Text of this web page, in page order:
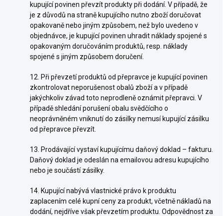
kupující povinen převzít produkty při dodání. V případě, že
je z důvodů na straně kupujícího nutno zboží doručovat
opakovaně nebo jiným způsobem, než bylo uvedeno v
objednávce, je kupující povinen uhradit náklady spojené s
opakovaným doručováním produktů, resp. náklady
spojené s jiným způsobem doručení.
12. Při převzetí produktů od přepravce je kupující povinen
zkontrolovat neporušenost obalů zboží a v případě
jakýchkoliv závad toto neprodleně oznámit přepravci. V
případě shledání porušení obalu svědčícího o
neoprávněném vniknutí do zásilky nemusí kupující zásilku
od přepravce převzít.
13. Prodávající vystaví kupujícímu daňový doklad – fakturu.
Daňový doklad je odeslán na emailovou adresu kupujícího
nebo je součástí zásilky.
14. Kupující nabývá vlastnické právo k produktu
zaplacením celé kupní ceny za produkt, včetně nákladů na
dodání, nejdříve však převzetím produktu. Odpovědnost za